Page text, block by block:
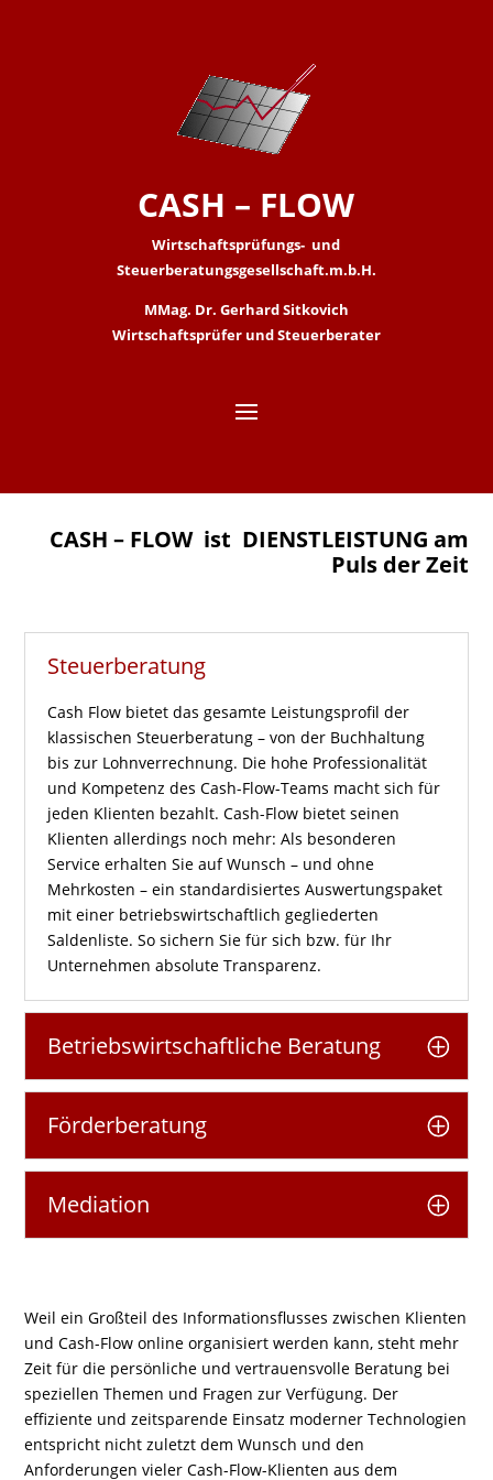
CASH – FLOW
Wirtschaftsprüfungs- und
Steuerberatungsgesellschaft.m.b.H.
MMag. Dr. Gerhard Sitkovich
Wirtschaftsprüfer und Steuerberater
CASH – FLOW ist DIENSTLEISTUNG am
Puls der Zeit
Steuerberatung
Cash Flow bietet das gesamte Leistungsprofil der
klassischen Steuerberatung – von der Buchhaltung
bis zur Lohnverrechnung. Die hohe Professionalität
und Kompetenz des Cash-Flow-Teams macht sich für
jeden Klienten bezahlt. Cash-Flow bietet seinen
Klienten allerdings noch mehr: Als besonderen
Service erhalten Sie auf Wunsch – und ohne
Mehrkosten – ein standardisiertes Auswertungspaket
mit einer betriebswirtschaftlich gegliederten
Saldenliste. So sichern Sie für sich bzw. für Ihr
Unternehmen absolute Transparenz.
Betriebswirtschaftliche Beratung
Förderberatung
Mediation
Weil ein Großteil des Informationsflusses zwischen Klienten
und Cash-Flowonlineorganisiert werden kann, steht mehr
Zeit für die persönliche und vertrauensvolle Beratung bei
speziellen Themen und Fragen zur Verfügung. Der
effiziente und zeitsparende Einsatz moderner Technologien
entspricht nicht zuletzt dem Wunsch und den
Anforderungen vieler Cash-Flow-Klienten aus dem